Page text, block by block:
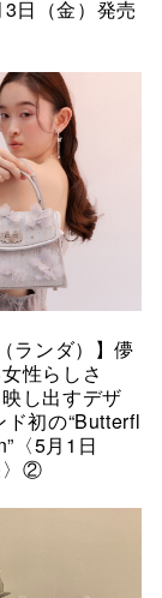
日（金）発売
ランダ）】儚
性らしさ
し出すデザ
ド初の“Butterfl
〈5月1日
〉②